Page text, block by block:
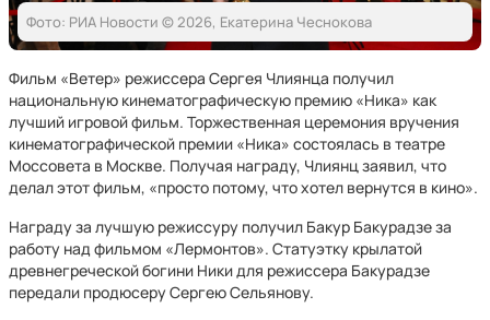
Фото: РИА Новости © 2026, Екатерина Чеснокова
Фильм «Ветер» режиссера Сергея Члиянца получил
национальную кинематографическую премию «Ника» как
лучший игровой фильм. Торжественная церемония вручения
кинематографической премии «Ника» состоялась в театре
Моссовета в Москве. Получая награду, Члиянц заявил, что
делал этот фильм, «просто потому, что хотел вернутся в кино».
Награду за лучшую режиссуру получил Бакур Бакурадзе за
работу над фильмом «Лермонтов». Статуэтку крылатой
древнегреческой богини Ники для режиссера Бакурадзе
передали продюсеру Сергею Сельянову.